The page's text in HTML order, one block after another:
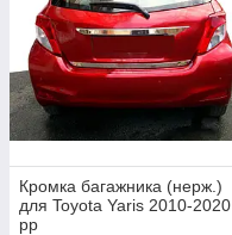
Кромка багажника (нерж.)
для Toyota Yaris 2010-2020
рр